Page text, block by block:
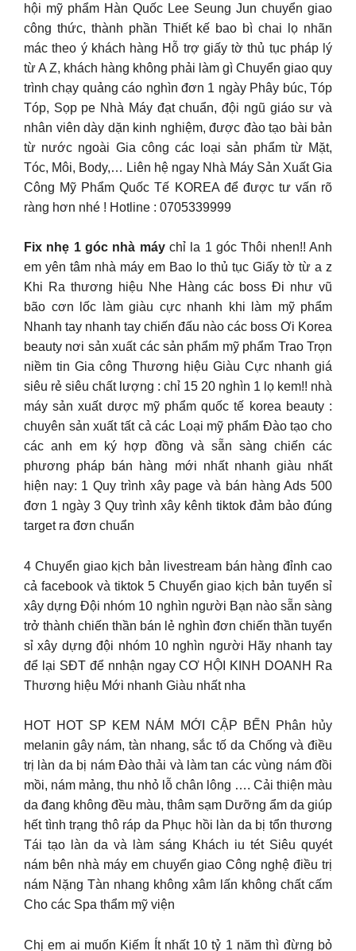
hội mỹ phẩm Hàn Quốc Lee Seung Jun chuyển giao
công thức, thành phần Thiết kế bao bì chai lọ nhãn
mác theo ý khách hàng Hỗ trợ giấy tờ thủ tục pháp lý
từ A Z, khách hàng không phải làm gì Chuyển giao quy
trình chạy quảng cáo nghìn đơn 1 ngày Phây búc, Tóp
Tóp, Sọp pe Nhà Máy đạt chuẩn, đội ngũ giáo sư và
nhân viên dày dặn kinh nghiệm, được đào tạo bài bản
từ nước ngoài Gia công các loại sản phẩm từ Mặt,
Tóc, Môi, Body,… Liên hệ ngay Nhà Máy Sản Xuất Gia
Công Mỹ Phẩm Quốc Tế KOREA để được tư vấn rõ
ràng hơn nhé ! Hotline : 0705339999
Fix nhẹ 1 góc nhà máychỉ la 1 góc Thôi nhen!! Anh
em yên tâm nhà máy em Bao lo thủ tục Giấy tờ từ a z
Khi Ra thương hiệu Nhe Hàng các boss Đi như vũ
bão cơn lốc làm giàu cực nhanh khi làm mỹ phẩm
Nhanh tay nhanh tay chiến đấu nào các boss Ơi Korea
beauty nơi sản xuất các sản phẩm mỹ phẩm Trao Trọn
niềm tin Gia công Thương hiệu Giàu Cực nhanh giá
siêu rẻ siêu chất lượng : chỉ 15 20 nghìn 1 lọ kem!! nhà
máy sản xuất dược mỹ phẩm quốc tế korea beauty :
chuyên sản xuất tất cả các Loại mỹ phẩm Đào tạo cho
các anh em ký hợp đồng và sẵn sàng chiến các
phương pháp bán hàng mới nhất nhanh giàu nhất
hiện nay: 1 Quy trình xây page và bán hàng Ads 500
đơn 1 ngày 3 Quy trình xây kênh tiktok đảm bảo đúng
target ra đơn chuẩn
4 Chuyển giao kịch bản livestream bán hàng đỉnh cao
cả facebook và tiktok 5 Chuyển giao kịch bản tuyển sỉ
xây dựng Đội nhóm 10 nghìn người Bạn nào sẵn sàng
trở thành chiến thần bán lẻ nghìn đơn chiến thần tuyển
sỉ xây dựng đội nhóm 10 nghìn người Hãy nhanh tay
để lại SĐT để nnhận ngay CƠ HỘI KINH DOANH Ra
Thương hiệu Mới nhanh Giàu nhất nha
HOT HOT SP KEM NÁM MỚI CẬP BẾN Phân hủy
melanin gây nám, tàn nhang, sắc tố da Chống và điều
trị làn da bị nám Đào thải và làm tan các vùng nám đồi
mồi, nám mảng, thu nhỏ lỗ chân lông …. Cải thiện màu
da đang không đều màu, thâm sạm Dưỡng ẩm da giúp
hết tình trạng thô ráp da Phục hồi làn da bị tổn thương
Tái tạo làn da và làm sáng Khách iu tét Siêu quyét
nám bên nhà máy em chuyển giao Công nghệ điều trị
nám Nặng Tàn nhang không xâm lấn không chất cấm
Cho các Spa thẩm mỹ viện
Chị em ai muốn Kiếm Ít nhất 10 tỷ 1 năm thì đừng bỏ